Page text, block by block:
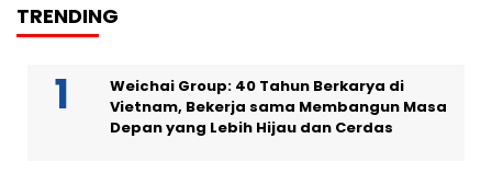
TRENDING
Weichai Group: 40 Tahun Berkarya di
Vietnam, Bekerja sama Membangun Masa
Depan yang Lebih Hijau dan Cerdas